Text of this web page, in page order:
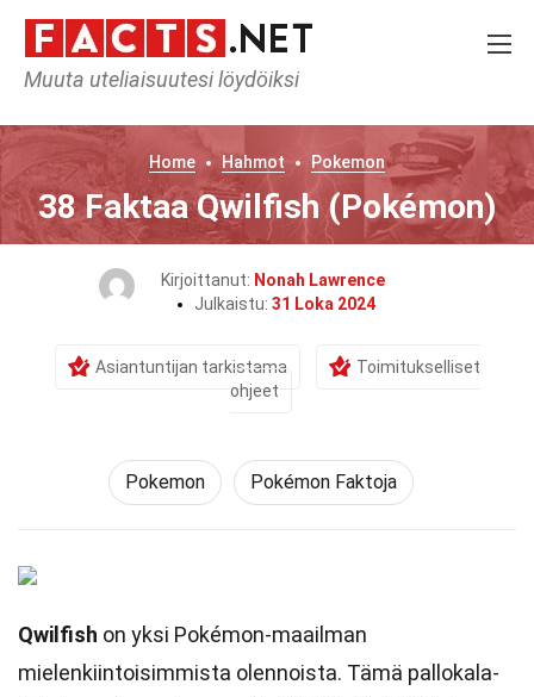
Muuta uteliaisuutesi löydöiksi
Home Hahmot Pokemon
38 Faktaa Qwilfish (Pokémon)
Kirjoittanut: Nonah Lawrence
Julkaistu: 31 Loka 2024
Asiantuntijan tarkistama
Toimitukselliset
ohjeet
Pokemon Pokémon Faktoja
Qwilfish on yksi Pokémon-maailman
mielenkiintoisimmista olennoista. Tämä pallokala-